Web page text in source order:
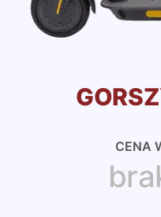
CENA